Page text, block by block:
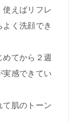
えばリフレ
く洗顔でき
てから２週
実感できてい
て肌のトーン